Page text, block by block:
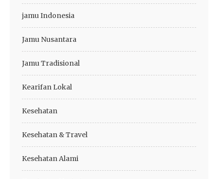
jamu Indonesia
Jamu Nusantara
Jamu Tradisional
Kearifan Lokal
Kesehatan
Kesehatan & Travel
Kesehatan Alami